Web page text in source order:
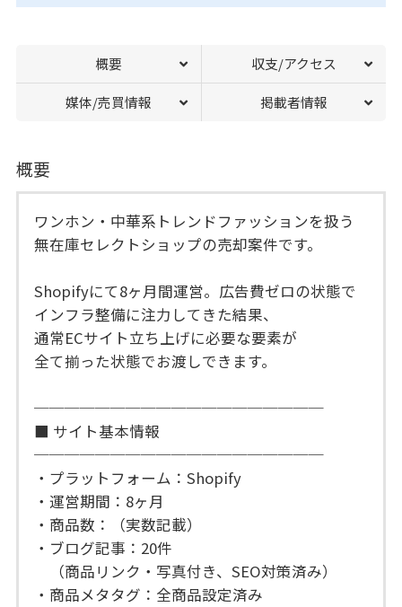
概要 収支/アクセス
媒体/売買情報 掲載者情報
概要
ワンホン・中華系トレンドファッションを扱う
無在庫セレクトショップの売却案件です。
Shopifyにて8ヶ月間運営。広告費ゼロの状態で
インフラ整備に注力してきた結果、
通常ECサイト立ち上げに必要な要素が
全て揃った状態でお渡しできます。
───────────────────
■ サイト基本情報
───────────────────
・プラットフォーム：Shopify
・運営期間：8ヶ月
・商品数：（実数記載）
・ブログ記事：20件
（商品リンク・写真付き、SEO対策済み）
・商品メタタグ：全商品設定済み